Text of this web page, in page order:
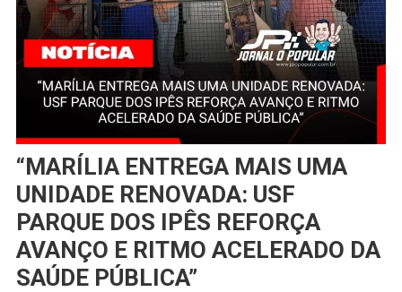
“MARÍLIA ENTREGA MAIS UMA
UNIDADE RENOVADA: USF
PARQUE DOS IPÊS REFORÇA
AVANÇO E RITMO ACELERADO DA
SAÚDE PÚBLICA”